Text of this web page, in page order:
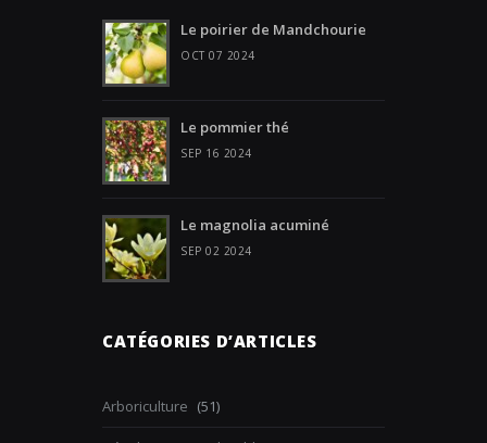
Le poirier de Mandchourie
OCT 07 2024
Le pommier thé
SEP 16 2024
Le magnolia acuminé
SEP 02 2024
CATÉGORIES D’ARTICLES
Arboriculture (51)